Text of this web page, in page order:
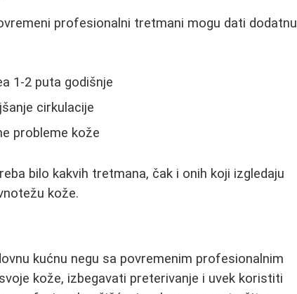
profesionalni tretmani mogu dati dodatnu
1-2 puta godišnje
cirkulacije
probleme kože
bilo kakvih tretmana, čak i onih koji izgledaju
kože.
kućnu negu sa povremenim profesionalnim
kože, izbegavati preterivanje i uvek koristiti